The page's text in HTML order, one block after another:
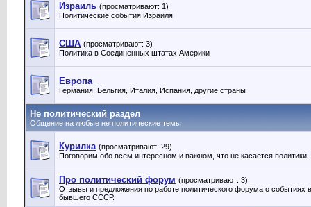
Израиль (просматривают: 1)
Политические события Израиля
США (просматривают: 3)
Политика в Соединенных штатах Америки
Европа
Германия, Бельгия, Италия, Испания, другие страны
Не политический раздел
Общение на любые не политические темы
Курилка (просматривают: 29)
Поговорим обо всем интересном и важном, что не касается политики.
Про политический форум (просматривают: 3)
Отзывы и предложения по работе политического форума о событиях
бывшего СССР.